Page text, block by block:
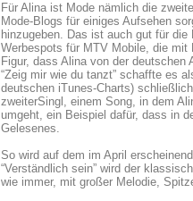
Für Alina ist Mode nämlich die
Mode-Blogs für einiges Aufsehen
hinzugeben. Das ist auch gut für
Werbespots für MTV Mobile, die mit
Figur, dass Alina von der deutschen
“Zeig mir wie du tanzt” schaffte es
deutschen iTunes-Charts)
zweiterSingl, einem Song, in dem
umgeht, ein Beispiel dafür, dass in
Gelesenes.
So wird auf dem im April
“Verständlich sein” wird der
wie immer, mit großer Melodie,